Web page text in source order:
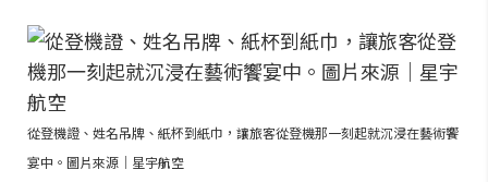
從登機證、姓名吊牌、紙杯到紙巾，讓旅客從登機那一刻起就沉浸在藝術饗
宴中。圖片來源｜星宇航空